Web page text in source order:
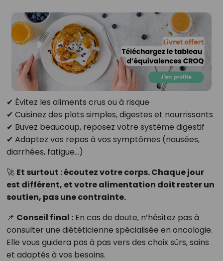
✔ Évitez les aliments crus ou à risque
✔ Cuisinez des plats simples, digestes et nourrissants
✔ Buvez beaucoup, reposez votre système digestif
✔ Adaptez vos repas à vos symptômes (nausées,
diarrhées, fatigue…)
🚀 Et surtout : écoutez votre corps. Chaque jour
est différent, et votre alimentation doit rester un
soutien, pas une contrainte.
📌 Conseil final :En cas de doute, n’hésitez pas à
consulter une diététicienne spécialisée en oncologie.
Elle vous guidera pas à pas vers des choix sûrs, sains
et adaptés à vos besoins.